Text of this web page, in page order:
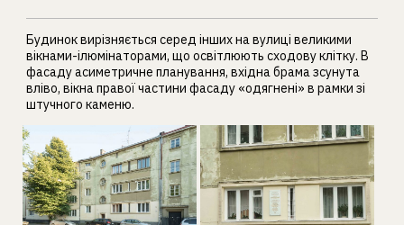
Будинок вирізняється серед інших на вулиці великими
вікнами-ілюмінаторами, що освітлюють сходову клітку. В
фасаду асиметричне планування, вхідна брама зсунута
вліво, вікна правої частини фасаду «одягнені» в рамки зі
штучного каменю.